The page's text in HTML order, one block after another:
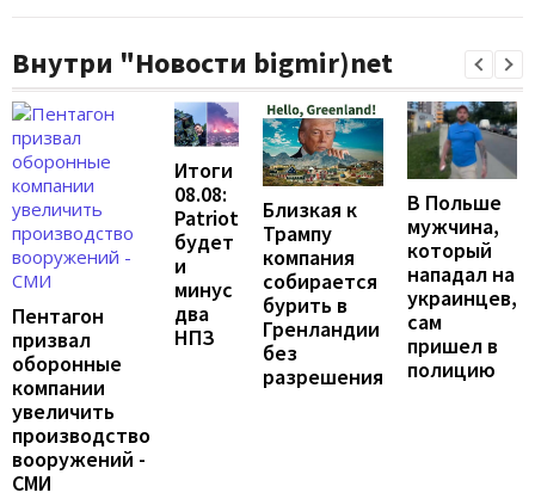
Внутри "Новости bigmir)net
Пентагон
призвал
оборонные
компании
увеличить
производство
вооружений -
СМИ
Итоги
08.08:
Patriot
будет
и
минус
два
НПЗ
Близкая к
Трампу
компания
собирается
бурить в
Гренландии
без
разрешения
В Польше
мужчина,
который
нападал на
украинцев,
сам
пришел в
полицию